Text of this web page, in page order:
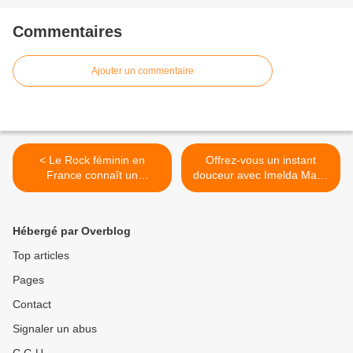
Commentaires
Ajouter un commentaire
< Le Rock féminin en
France connaît un
électrochoc avec The Buns
Offrez-vous un instant
douceur avec Imelda May !
>
Hébergé par Overblog
Top articles
Pages
Contact
Signaler un abus